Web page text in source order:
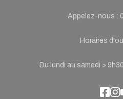
Appelez-nous :
Horaires
Du lundi au samedi >